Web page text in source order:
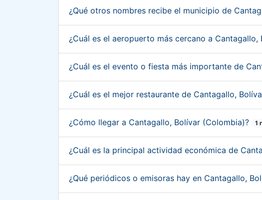
¿Qué otros nombres recibe el municipio de
¿Cuál es el aeropuerto más cercano a Cantagallo,
¿Cuál es el evento o fiesta más importante de
¿Cuál es el mejor restaurante de Cantagallo,
¿Cómo llegar a Cantagallo, Bolívar (Colombia)? 1
¿Cuál es la principal actividad económica de
¿Qué periódicos o emisoras hay en Cantagallo,